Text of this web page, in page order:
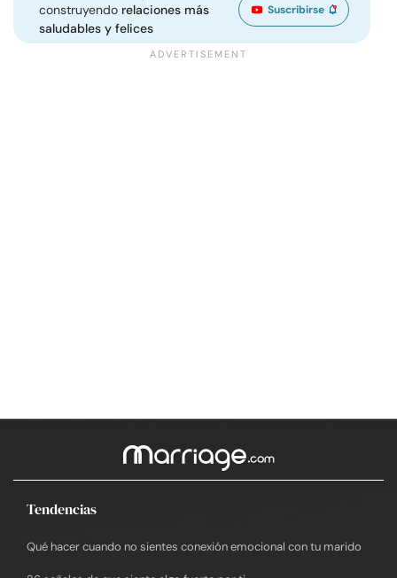
construyendo relaciones más
saludables y felices
Suscribirse
Tendencias
Qué hacer cuando no sientes conexión emocional con tu marido